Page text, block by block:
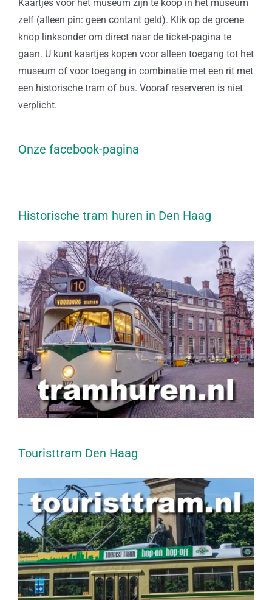
Kaartjes voor het museum zijn te koop in het museum
zelf (alleen pin: geen contant geld). Klik op de groene
knop linksonder om direct naar de ticket-pagina te
gaan. U kunt kaartjes kopen voor alleen toegang tot het
museum of voor toegang in combinatie met een rit met
een historische tram of bus. Vooraf reserveren is niet
verplicht.
Onze facebook-pagina
Historische tram huren in Den Haag
Touristtram Den Haag